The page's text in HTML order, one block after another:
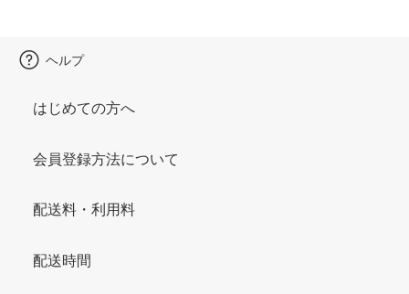
ヘルプ
はじめての方へ
会員登録方法について
配送料・利用料
配送時間